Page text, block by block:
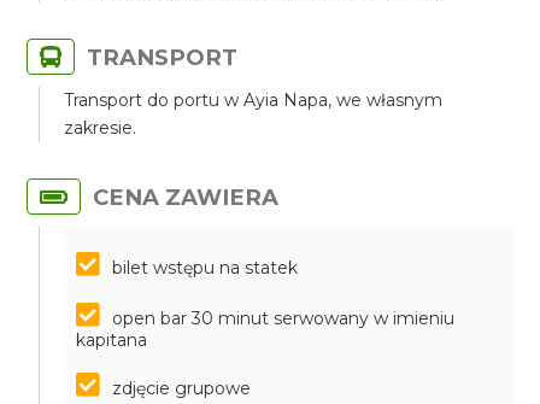
TRANSPORT
Transport do portu w Ayia Napa, we własnym
zakresie.
CENA ZAWIERA
bilet wstępu na statek
open bar 30 minut serwowany w imieniu
kapitana
zdjęcie grupowe